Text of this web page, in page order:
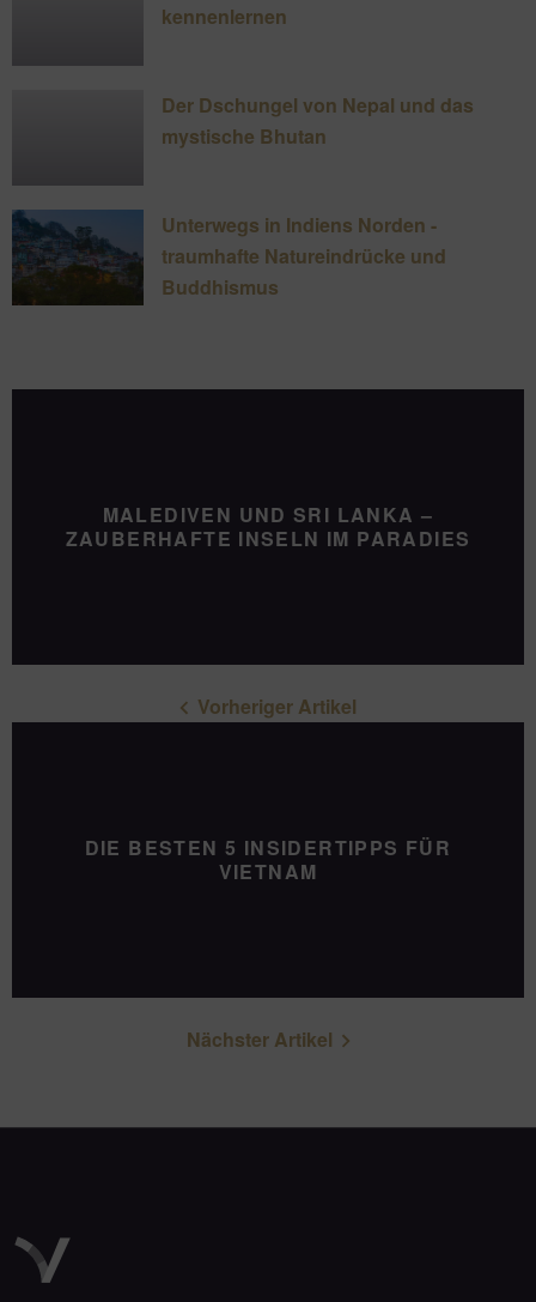
kennenlernen
Der Dschungel von Nepal und das
mystische Bhutan
Unterwegs in Indiens Norden -
traumhafte Natureindrücke und
Buddhismus
MALEDIVEN UND SRI LANKA –
ZAUBERHAFTE INSELN IM PARADIES
Vorheriger Artikel
DIE BESTEN 5 INSIDERTIPPS FÜR
VIETNAM
Nächster Artikel